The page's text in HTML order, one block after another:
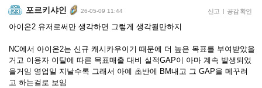
포르키샤인 26-05-09 11:44 신고 | 공감 확인
아이온2 유저로써만 생각하면 그렇게 생각될만하지
NC에서 아이온2는 신규 캐시카우이기 때문에 더 높은 목표를 부여받았을
거고 이용자 이탈에 따른 목표매출 대비 실적GAP이 아마 계속 발생되었
을거임 영업일 지날수록 그래서 아예 초반에 BM내고 그 GAP을 메꾸려
고 하는걸로 보임